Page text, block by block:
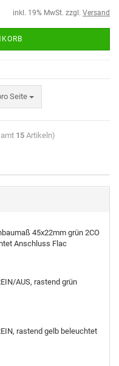
inkl. 19% MwSt. zzgl. Versand
Seite
15Artikeln)
45x22mm grün 2CO
Anschluss Flac
AUS, rastend grün
rastend gelb beleuchtet